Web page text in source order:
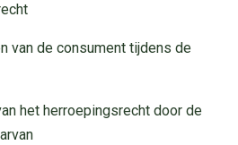
van de consument tijdens de
het herroepingsrecht door de